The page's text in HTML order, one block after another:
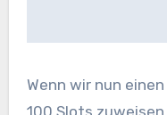
Wenn wir nun